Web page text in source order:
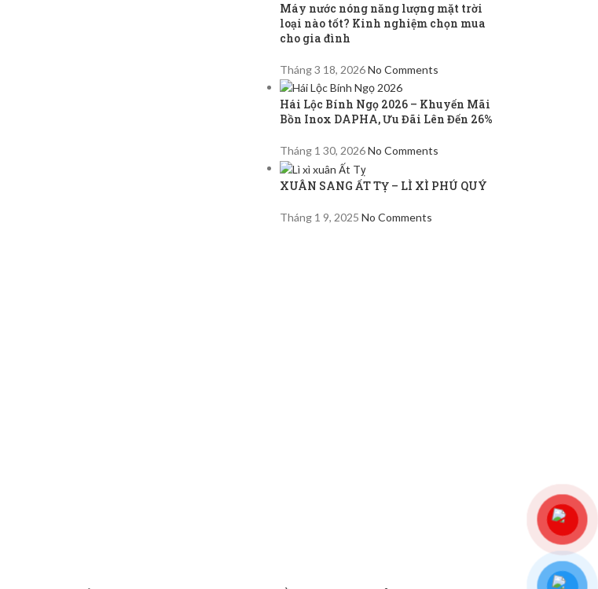
Máy nước nóng năng lượng mặt trời
loại nào tốt? Kinh nghiệm chọn mua
cho gia đình
Tháng 3 18, 2026No Comments
Hái Lộc Bính Ngọ 2026 – Khuyến Mãi
Bồn Inox DAPHA, Ưu Đãi Lên Đến 26%
Tháng 1 30, 2026No Comments
XUÂN SANG ẤT TỴ – LÌ XÌ PHÚ QUÝ
Tháng 1 9, 2025 No Comments